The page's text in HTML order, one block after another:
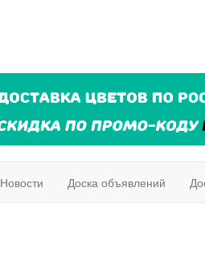
Новости Доска объявлений